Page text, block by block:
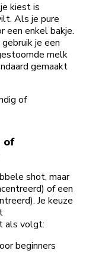
kiest is
Als je pure
een enkel bakje.
je een
melk
gemaakt
of
of
shot, maar
of een
Je keuze
als volgt:
beginners